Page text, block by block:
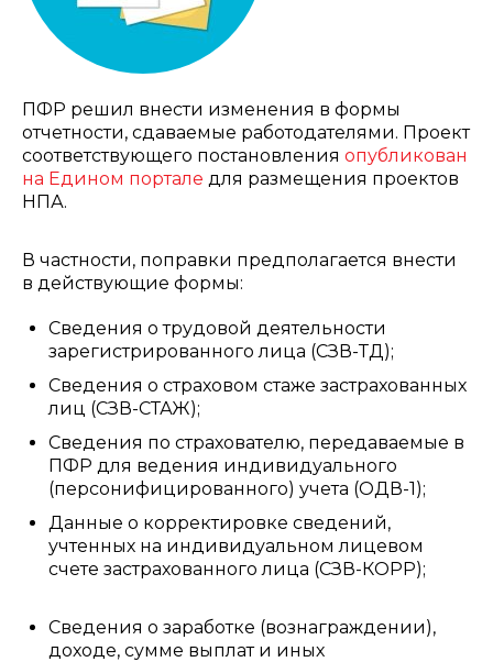
ПФР решил внести изменения в формы
отчетности, сдаваемые работодателями. Проект
соответствующего постановления опубликован
на Едином портале для размещения проектов
НПА.
В частности, поправки предполагается внести
в действующие формы:
Сведения о трудовой деятельности
зарегистрированного лица (СЗВ-ТД);
Сведения о страховом стаже застрахованных
лиц (СЗВ-СТАЖ);
Сведения по страхователю, передаваемые в
ПФР для ведения индивидуального
(персонифицированного) учета (ОДВ-1);
Данные о корректировке сведений,
учтенных на индивидуальном лицевом
счете застрахованного лица (СЗВ-КОРР);
Сведения о заработке (вознаграждении),
доходе, сумме выплат и иных